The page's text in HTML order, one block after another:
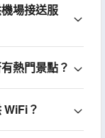
場接送服
熱門景點？
？